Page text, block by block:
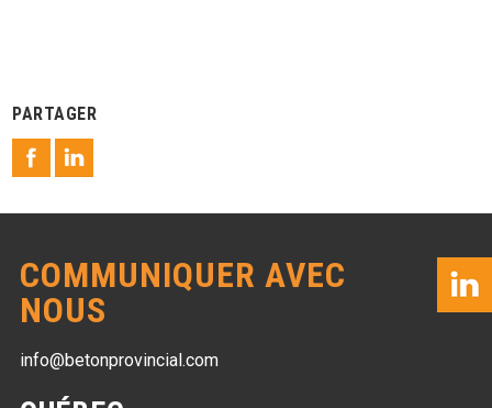
PARTAGER
COMMUNIQUER AVEC
NOUS
info@betonprovincial.com